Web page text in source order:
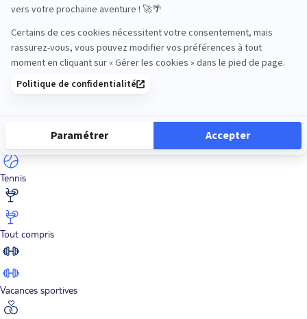
Road Trips
Safari
Tennis
Tout compris
Vacances sportives